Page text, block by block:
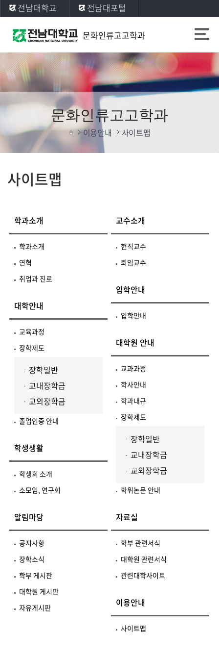
전남대학교 전남대포털
문화인류고고학과
문화인류고고학과
이용안내 사이트맵
사이트맵
학과소개
학과소개
연혁
취업과 진로
교수소개
현직교수
퇴임교수
입학안내
입학안내
대학안내
교육과정
장학제도
장학일반
교내장학금
교외장학금
졸업인증 안내
대학원 안내
교과과정
학사안내
학과내규
장학제도
장학일반
교내장학금
교외장학금
학위논문 안내
학생생활
학생회 소개
소모임, 연구회
알림마당
공지사항
장학소식
학부 게시판
대학원 게시판
자유게시판
자료실
학부 관련서식
대학원 관련서식
관련대학사이트
이용안내
사이트맵